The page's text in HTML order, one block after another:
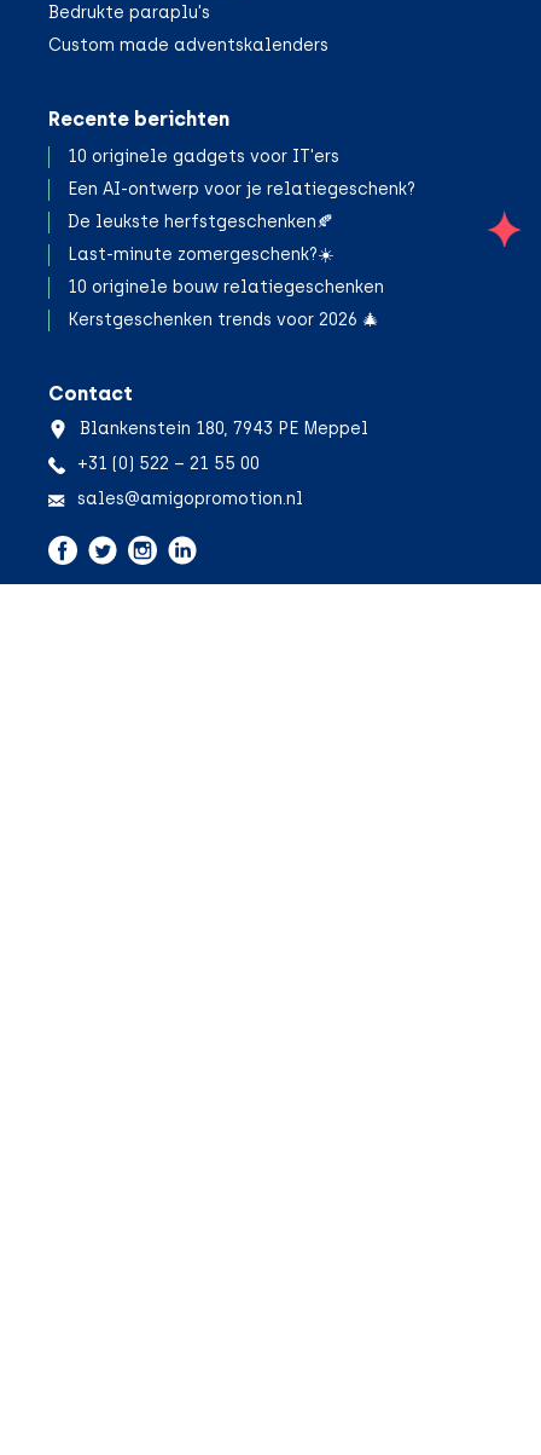
Bedrukte paraplu's
Custom made adventskalenders
Recente berichten
10 originele gadgets voor IT'ers
Een AI-ontwerp voor je relatiegeschenk?
De leukste herfstgeschenken🍂
Last-minute zomergeschenk?☀️
10 originele bouw relatiegeschenken
Kerstgeschenken trends voor 2026 🎄
Contact
Blankenstein 180, 7943 PE Meppel
+31 (0) 522 – 21 55 00
sales@amigopromotion.nl
;